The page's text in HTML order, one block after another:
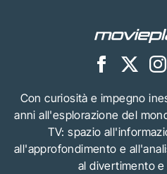
Con curiosità e impegno
anni all'esplorazione del
TV: spazio
all'approfondimento e
al divertimento e